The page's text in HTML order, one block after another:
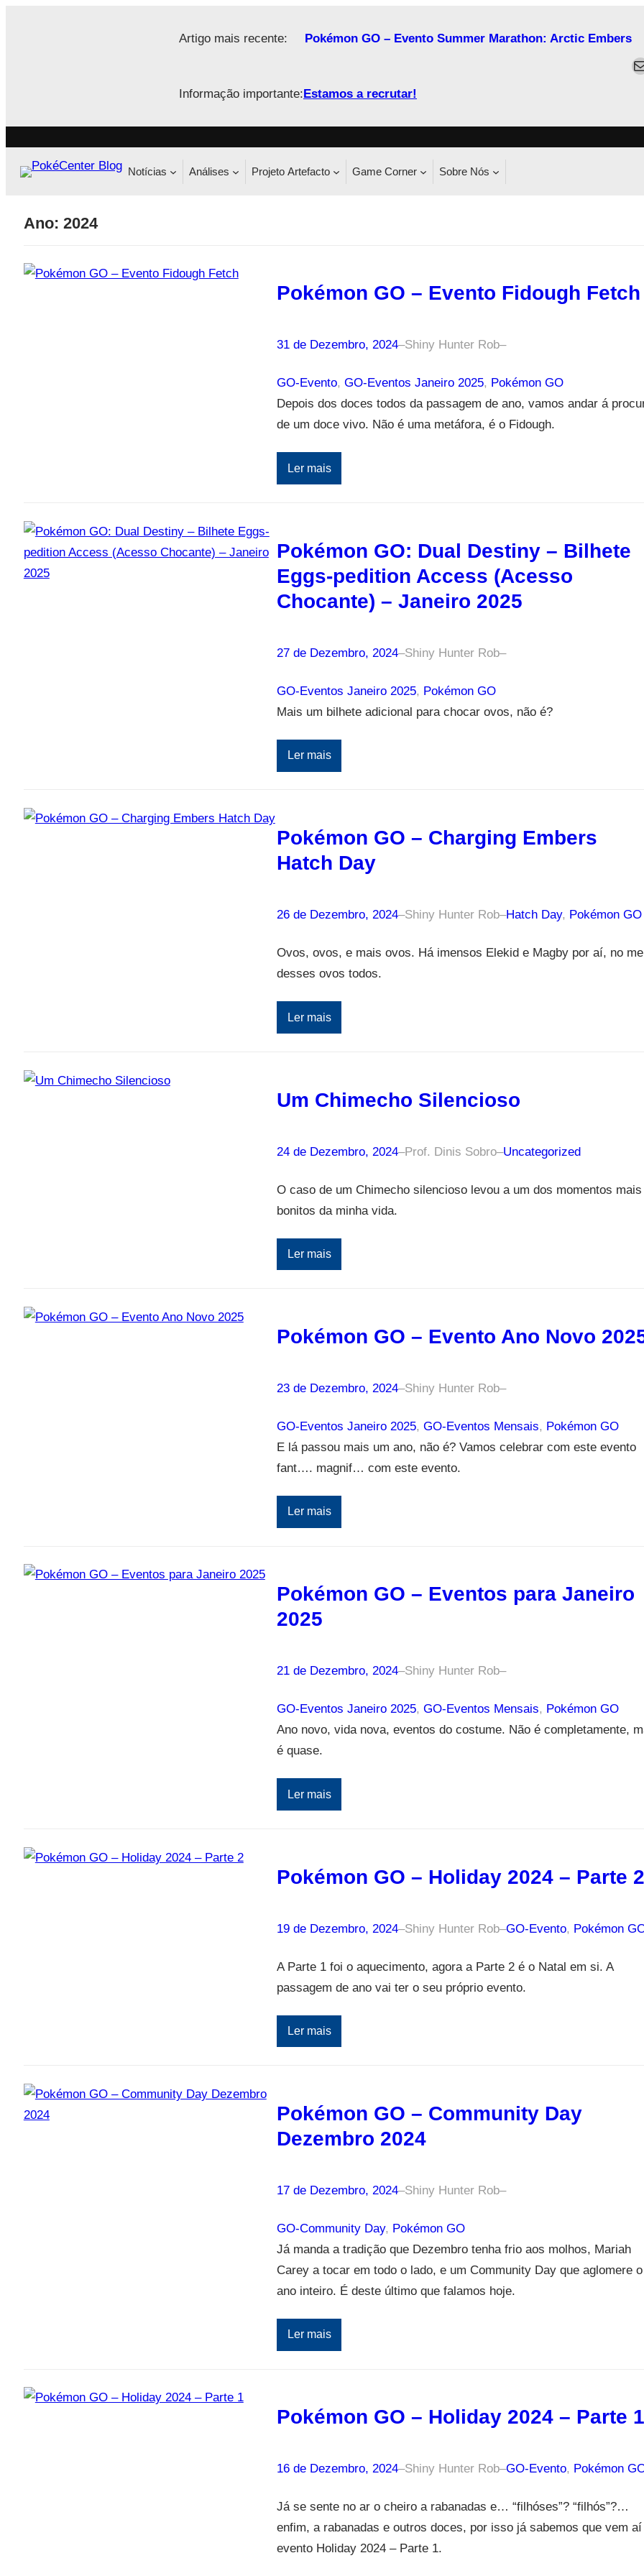
Artigo mais recente: Pokémon GO – Evento Summer Marathon: Arctic Embers
Informação importante:Estamos a recrutar!
Notícias Análises Projeto Artefacto Game Corner Sobre Nós
Ano: 2024
Pokémon GO – Evento Fidough Fetch
31 de Dezembro, 2024–Shiny Hunter Rob–
GO-Evento, GO-Eventos Janeiro 2025, Pokémon GO
Depois dos doces todos da passagem de ano, vamos andar á
de um doce vivo. Não é uma metáfora, é o Fidough.
Ler mais
Pokémon GO: Dual Destiny – Bilhete
Eggs-pedition Access (Acesso
Chocante) – Janeiro 2025
27 de Dezembro, 2024–Shiny Hunter Rob–
GO-Eventos Janeiro 2025, Pokémon GO
Mais um bilhete adicional para chocar ovos, não é?
Ler mais
Pokémon GO – Charging Embers
Hatch Day
26 de Dezembro, 2024–Shiny Hunter Rob–Hatch Day, Pokémon GO
Ovos, ovos, e mais ovos. Há imensos Elekid e Magby por aí, no
desses ovos todos.
Ler mais
Um Chimecho Silencioso
24 de Dezembro, 2024–Prof. Dinis Sobro–Uncategorized
O caso de um Chimecho silencioso levou a um dos momentos mais
bonitos da minha vida.
Ler mais
Pokémon GO – Evento Ano Novo
23 de Dezembro, 2024–Shiny Hunter Rob–
GO-Eventos Janeiro 2025, GO-Eventos Mensais, Pokémon GO
E lá passou mais um ano, não é? Vamos celebrar com este evento
fant…. magnif… com este evento.
Ler mais
Pokémon GO – Eventos para Janeiro
2025
21 de Dezembro, 2024–Shiny Hunter Rob–
GO-Eventos Janeiro 2025, GO-Eventos Mensais, Pokémon GO
Ano novo, vida nova, eventos do costume. Não é completamente,
é quase.
Ler mais
Pokémon GO – Holiday 2024 – Parte 2
19 de Dezembro, 2024–Shiny Hunter Rob–GO-Evento, Pokémon
A Parte 1 foi o aquecimento, agora a Parte 2 é o Natal em si. A
passagem de ano vai ter o seu próprio evento.
Ler mais
Pokémon GO – Community Day
Dezembro 2024
17 de Dezembro, 2024–Shiny Hunter Rob–
GO-Community Day, Pokémon GO
Já manda a tradição que Dezembro tenha frio aos molhos, Mariah
Carey a tocar em todo o lado, e um Community Day que aglomere o
ano inteiro. É deste último que falamos hoje.
Ler mais
Pokémon GO – Holiday 2024 – Parte 1
16 de Dezembro, 2024–Shiny Hunter Rob–GO-Evento, Pokémon
Já se sente no ar o cheiro a rabanadas e… “filhóses”? “filhós”?…
enfim, a rabanadas e outros doces, por isso já sabemos que vem aí
evento Holiday 2024 – Parte 1.